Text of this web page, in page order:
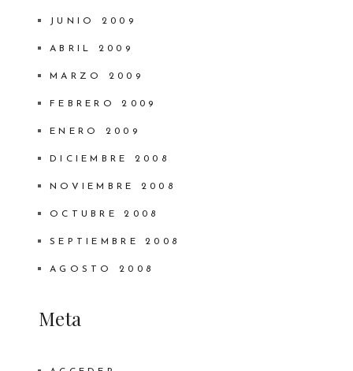
JUNIO 2009
ABRIL 2009
MARZO 2009
FEBRERO 2009
ENERO 2009
DICIEMBRE 2008
NOVIEMBRE 2008
OCTUBRE 2008
SEPTIEMBRE 2008
AGOSTO 2008
Meta